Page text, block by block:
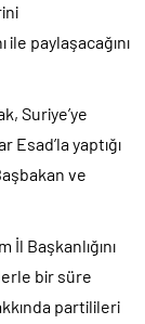
ile paylaşacağını
Suriye’ye
Esad’la yaptığı
ve
İl Başkanlığını
bir süre
partilileri